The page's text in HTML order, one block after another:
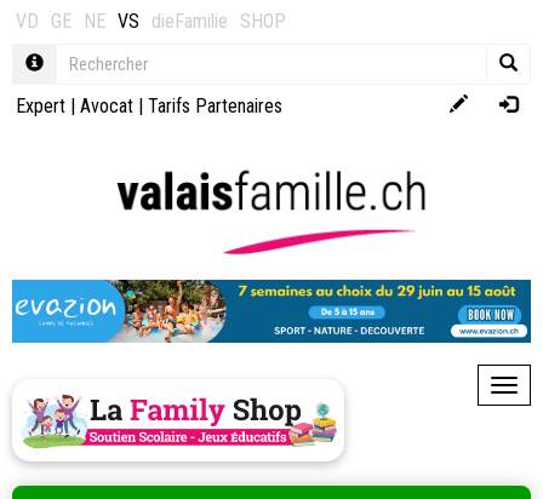
VD GE NE VS dieFamilie SHOP
Expert | Avocat | Tarifs Partenaires